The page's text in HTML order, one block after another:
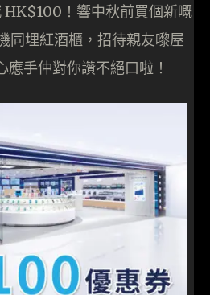
！響中秋前買個新嘅
同埋紅酒櫃，招待親友嚟屋
手仲對你讚不絕口啦！